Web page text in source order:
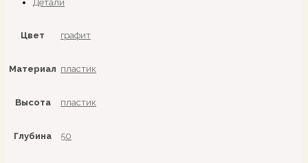
Детали
Цвет графит
Материал пластик
Высота пластик
Глубина 50